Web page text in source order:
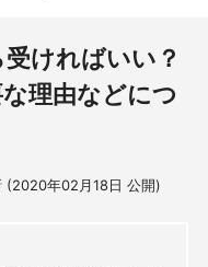
ければいい？
理由などにつ
(2020年02月18日 公開)